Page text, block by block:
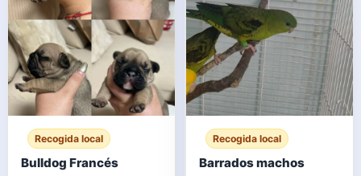
familiares, queremos
darlos en adopción a
familias interesadas. Si
le interes
Recogida local
Bulldog Francés
Recogida local
Barrados machos